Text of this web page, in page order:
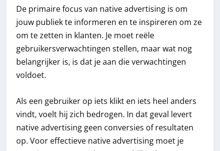
De primaire focus van native advertising is om
jouw publiek te informeren en te inspireren om ze
om te zetten in klanten. Je moet reële
gebruikersverwachtingen stellen, maar wat nog
belangrijker is, is dat je aan die verwachtingen
voldoet.
Als een gebruiker op iets klikt en iets heel anders
vindt, voelt hij zich bedrogen. In dat geval levert
native advertising geen conversies of resultaten
op. Voor effectieve native advertising moet je